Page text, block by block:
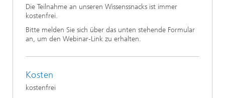
Die Teilnahme an unseren Wissenssnacks ist immer
kostenfrei.
Bitte melden Sie sich über das unten stehende Formular
an, um den Webinar-Link zu erhalten.
Kosten
kostenfrei